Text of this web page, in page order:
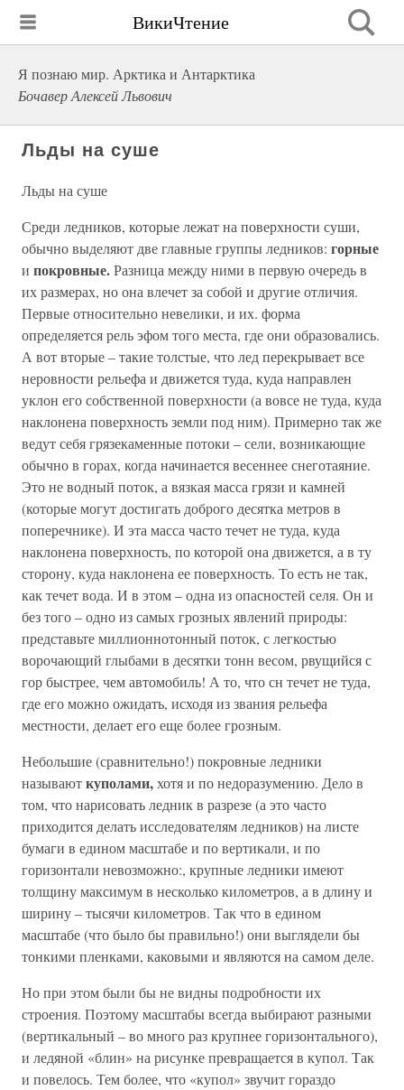
ВикиЧтение
Я познаю мир. Арктика и Антарктика
Бочавер Алексей Львович
Льды на суше
Льды на суше
Среди ледников, которые лежат на поверхности суши,
обычно выделяют две главные группы ледников: горные
и покровные.Разница между ними в первую очередь в
их размерах, но она влечет за собой и другие отличия.
Первые относительно невелики, и их. форма
определяется рель эфом того места, где они образовались.
А вот вторые – такие толстые, что лед перекрывает все
неровности рельефа и движется туда, куда направлен
уклон его собственной поверхности (а вовсе не туда, куда
наклонена поверхность земли под ним). Примерно так же
ведут себя грязекаменные потоки – сели, возникающие
обычно в горах, когда начинается весеннее снеготаяние.
Это не водный поток, а вязкая масса грязи и камней
(которые могут достигать доброго десятка метров в
поперечнике). И эта масса часто течет не туда, куда
наклонена поверхность, по которой она движется, а в ту
сторону, куда наклонена ее поверхность. То есть не так,
как течет вода. И в этом – одна из опасностей селя. Он и
без того – одно из самых грозных явлений природы:
представьте миллионнотонный поток, с легкостью
ворочающий глыбами в десятки тонн весом, рвущийся с
гор быстрее, чем автомобиль! А то, что сн течет не туда,
где его можно ожидать, исходя из звания рельефа
местности, делает его еще более грозным.
Небольшие (сравнительно!) покровные ледники
называюткуполами,хотя и по недоразумению. Дело в
том, что нарисовать ледник в разрезе (а это часто
приходится делать исследователям ледников) на листе
бумаги в едином масштабе и по вертикали, и по
горизонтали невозможно:, крупные ледники имеют
толщину максимум в несколько километров, а в длину и
ширину – тысячи километров. Так что в едином
масштабе (что было бы правильно!) они выглядели бы
тонкими пленками, каковыми и являются на самом деле.
Но при этом были бы не видны подробности их
строения. Поэтому масштабы всегда выбирают разными
(вертикальный – во много раз крупнее горизонтального),
и ледяной «блин» на рисунке превращается в купол. Так
и повелось. Тем более, что «купол» звучит гораздо